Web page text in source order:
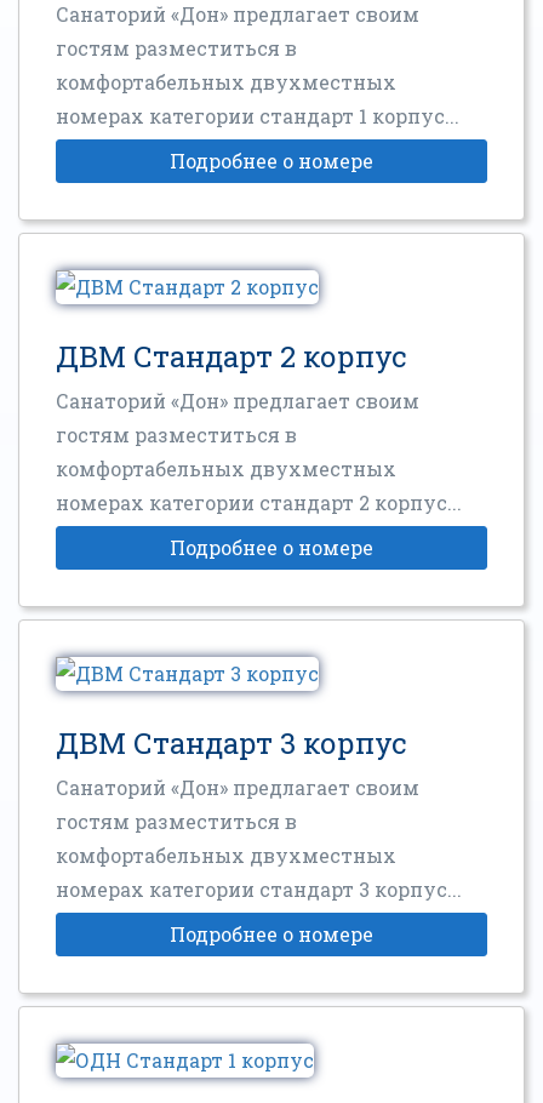
Санаторий «Дон» предлагает своим
гостям разместиться в
комфортабельных двухместных
номерах категории стандарт 1 корпус...
Подробнее о номере
ДВМ Стандарт 2 корпус
Санаторий «Дон» предлагает своим
гостям разместиться в
комфортабельных двухместных
номерах категории стандарт 2 корпус...
Подробнее о номере
ДВМ Стандарт 3 корпус
Санаторий «Дон» предлагает своим
гостям разместиться в
комфортабельных двухместных
номерах категории стандарт 3 корпус...
Подробнее о номере